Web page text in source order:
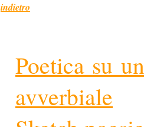
indietro
Poetica su
avverbiale